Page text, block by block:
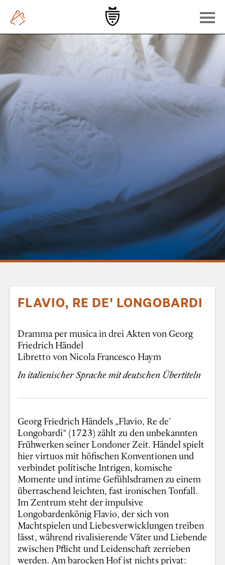
FLAVIO, RE DE' LONGOBARDI
Dramma per musica in drei Akten von Georg
Friedrich Händel
Libretto von Nicola Francesco Haym
In italienischer Sprache mit deutschen Übertiteln
Georg Friedrich Händels „Flavio, Re de’
Longobardi“ (1723) zählt zu den unbekannten
Frühwerken seiner Londoner Zeit. Händel spielt
hier virtuos mit höfischen Konventionen und
verbindet politische Intrigen, komische
Momente und intime Gefühlsdramen zu einem
überraschend leichten, fast ironischen Tonfall.
Im Zentrum steht der impulsive
Longobardenkönig Flavio, der sich von
Machtspielen und Liebesverwicklungen treiben
lässt, während rivalisierende Väter und Liebende
zwischen Pflicht und Leidenschaft zerrieben
werden. Am barocken Hof ist nichts privat: